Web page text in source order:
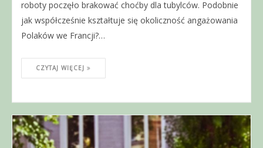
roboty poczęło brakować choćby dla tubylców. Podobnie
jak współcześnie kształtuje się okoliczność angażowania
Polaków we Francji?…
CZYTAJ WIĘCEJ